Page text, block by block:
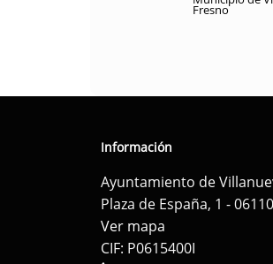
Fresno
Información
Ayuntamiento de
Plaza de España, 1 -
Ver mapa
CIF: P0615400I